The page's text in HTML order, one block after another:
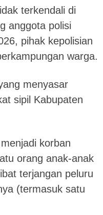
terkendali di
anggota polisi
pihak kepolisian
warga.
menyasar
sipil Kabupaten
korban
orang anak-anak
terjangan peluru
(termasuk satu